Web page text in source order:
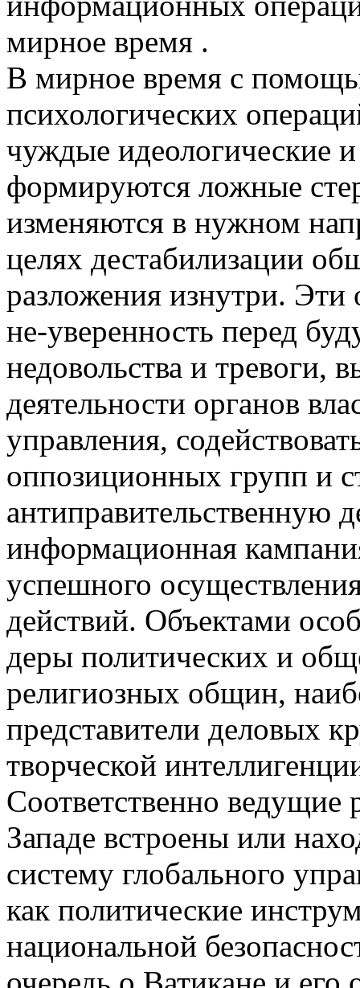
мирное время .
В мирное время с
психологических
чуждые идеологические
формируются ложные
изменяются в нужном
целях дестабилизации
разложения изнутри. Эти
не-уверенность перед
недовольства и тревоги,
деятельности органов
управления,
оппозиционных групп и
антиправительственную
информационная
успешного
действий. Объектами
деры политических и
религиозных общин,
представители деловых
творческой
Соответственно ведущие
Западе встроены или
систему глобального
как политические
национальной